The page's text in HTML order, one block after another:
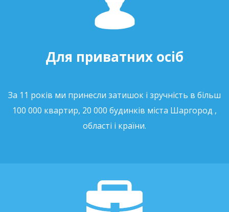
Для приватних осіб
За 11 років ми принесли затишок і зручність в більш
100 000 квартир, 20 000 будинків міста Шаргород ,
області і країни.